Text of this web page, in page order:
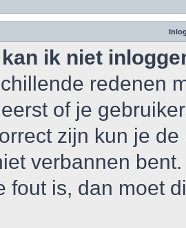
ik niet
redenen
of je
zijn kun je
verbannen
fout is, dan moet